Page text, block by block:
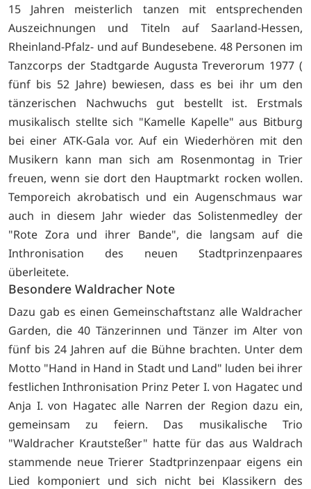
15 Jahren meisterlich tanzen mit entsprechenden
Auszeichnungen und Titeln auf Saarland-Hessen,
Rheinland-Pfalz- und auf Bundesebene. 48 Personen im
Tanzcorps der Stadtgarde Augusta Treverorum 1977 (
fünf bis 52 Jahre) bewiesen, dass es bei ihr um den
tänzerischen Nachwuchs gut bestellt ist. Erstmals
musikalisch stellte sich "Kamelle Kapelle" aus Bitburg
bei einer ATK-Gala vor. Auf ein Wiederhören mit den
Musikern kann man sich am Rosenmontag in Trier
freuen, wenn sie dort den Hauptmarkt rocken wollen.
Temporeich akrobatisch und ein Augenschmaus war
auch in diesem Jahr wieder das Solistenmedley der
"Rote Zora und ihrer Bande", die langsam auf die
Inthronisation des neuen Stadtprinzenpaares
überleitete.
Besondere Waldracher Note
Dazu gab es einen Gemeinschaftstanz alle Waldracher
Garden, die 40 Tänzerinnen und Tänzer im Alter von
fünf bis 24 Jahren auf die Bühne brachten. Unter dem
Motto "Hand in Hand in Stadt und Land" luden bei ihrer
festlichen Inthronisation Prinz Peter I. von Hagatec und
Anja I. von Hagatec alle Narren der Region dazu ein,
gemeinsam zu feiern. Das musikalische Trio
"Waldracher Krautsteßer" hatte für das aus Waldrach
stammende neue Trierer Stadtprinzenpaar eigens ein
Lied komponiert und sich nicht bei Klassikern des